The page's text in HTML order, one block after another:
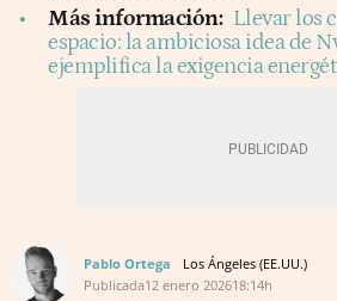
Más información: Llevar los
espacio: la ambiciosa idea de
ejemplifica la exigencia
Pablo Ortega
Los Ángeles (EE.UU.)
Publicada12 enero 202618:14h